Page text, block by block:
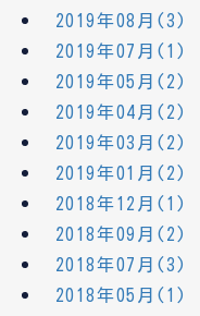
2019年08月(3)
2019年07月(1)
2019年05月(2)
2019年04月(2)
2019年03月(2)
2019年01月(2)
2018年12月(1)
2018年09月(2)
2018年07月(3)
2018年05月(1)